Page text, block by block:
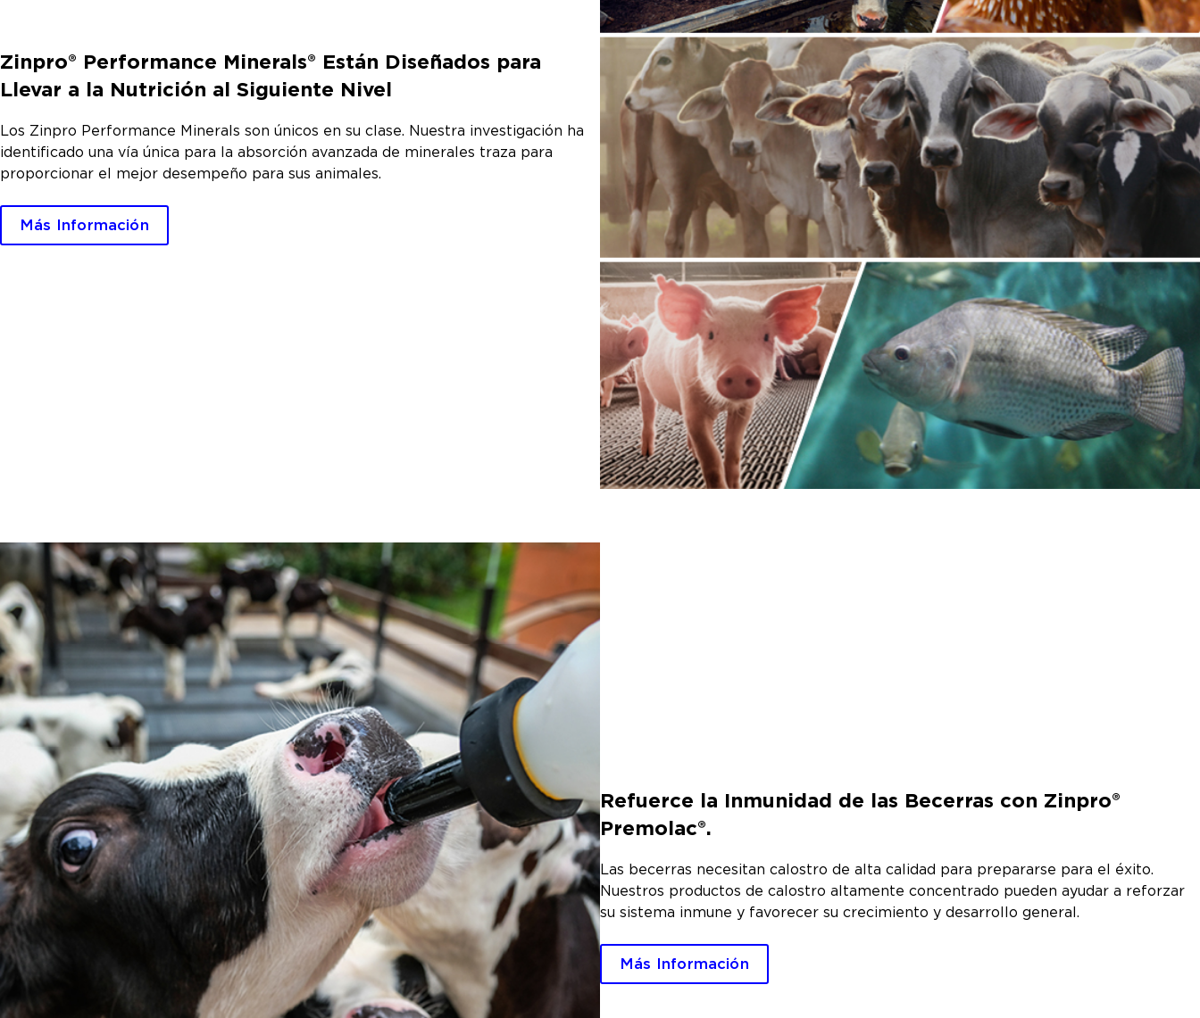
Zinpro® Performance Minerals® Están Diseñados para
Llevar a la Nutrición al Siguiente Nivel
Los Zinpro Performance Minerals son únicos en su clase. Nuestra investigación ha
identificado una vía única para la absorción avanzada de minerales traza para
proporcionar el mejor desempeño para sus animales.
Más Información
Refuerce la Inmunidad de las Becerras con Zinpro®
Premolac®.
Las becerras necesitan calostro de alta calidad para prepararse para el éxito.
Nuestros productos de calostro altamente concentrado pueden ayudar a reforzar
su sistema inmune y favorecer su crecimiento y desarrollo general.
Más Información